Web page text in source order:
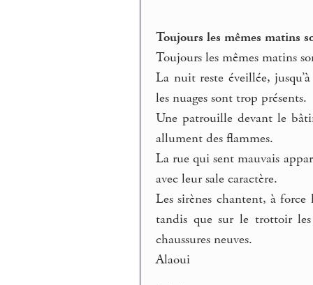
Toujours les mêmes matins
Toujours les mêmes matins
La nuit reste éveillée,
les nuages sont trop présents.
Une patrouille devant le
allument des flammes.
La rue qui sent mauvais
avec leur sale caractère.
Les sirènes chantent, à
tandis que sur le trottoir les
chaussures neuves.
Alaoui